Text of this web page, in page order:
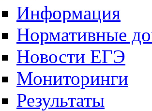
Информация
Нормативные
Новости ЕГЭ
Мониторинги
Результаты